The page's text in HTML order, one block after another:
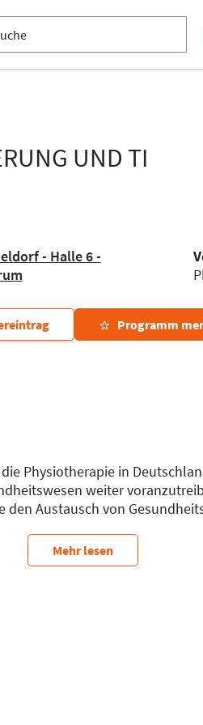
UND TI
- Halle 6 -
Programm
Physiotherapie in
weiter
Austausch von
der Einbindung der
sowie die
Mehr lesen